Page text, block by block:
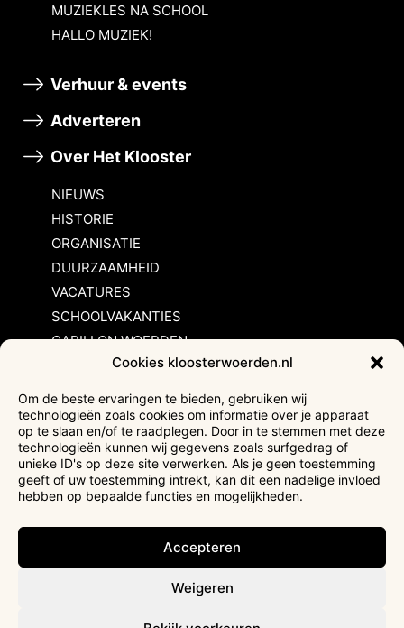
Cookies kloosterwoerden.nl
Om de beste ervaringen te bieden, gebruiken wij
technologieën zoals cookies om informatie over je apparaat
op te slaan en/of te raadplegen. Door in te stemmen met deze
technologieën kunnen wij gegevens zoals surfgedrag of
unieke ID's op deze site verwerken. Als je geen toestemming
geeft of uw toestemming intrekt, kan dit een nadelige invloed
hebben op bepaalde functies en mogelijkheden.
Accepteren
Weigeren
MUZIEKLES NA SCHOOL
HALLO MUZIEK!
Verhuur & events
Adverteren
Over Het Klooster
NIEUWS
HISTORIE
ORGANISATIE
DUURZAAMHEID
VACATURES
SCHOOLVAKANTIES
CARILLON WOERDEN
Inschrijvingsvoorwaarden
Bezoekersvoorwaarden
Huurvoorwaarden
Privacyverklaring
Ticketverkoop